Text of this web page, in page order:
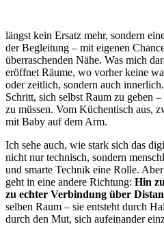
längst kein Ersatz mehr, sondern
der Begleitung – mit eigenen
überraschenden Nähe. Was mich
eröffnet Räume, wo vorher keine
oder zeitlich, sondern auch
Schritt, sich selbst Raum zu geben
zu müssen. Vom Küchentisch aus,
mit Baby auf dem Arm.
Ich sehe auch, wie stark sich das
nicht nur technisch, sondern
und smarte Technik eine Rolle.
geht in eine andere Richtung: Hin
zu echter Verbindung über
selben Raum – sie entsteht durch
durch den Mut, sich aufeinander